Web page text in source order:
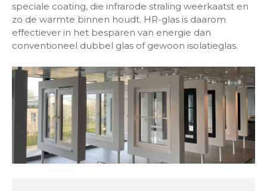
speciale coating, die infrarode straling weerkaatst en
zo de warmte binnen houdt. HR-glas is daarom
effectiever in het besparen van energie dan
conventioneel dubbel glas of gewoon isolatieglas.